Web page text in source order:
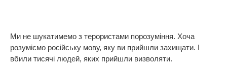
Ми не шукатимемо з терористами порозуміння. Хоча
розуміємо російську мову, яку ви прийшли захищати. І
вбили тисячі людей, яких прийшли визволяти.